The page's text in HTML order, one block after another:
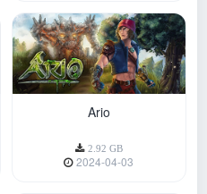
Ario
2.92 GB
2024-04-03